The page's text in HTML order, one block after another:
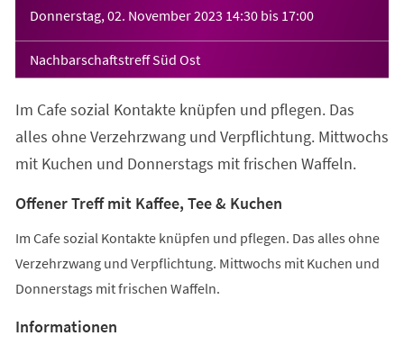
Donnerstag, 02. November 2023 14:30 bis 17:00
Nachbarschaftstreff Süd Ost
Im Cafe sozial Kontakte knüpfen und pflegen. Das
alles ohne Verzehrzwang und Verpflichtung. Mittwochs
mit Kuchen und Donnerstags mit frischen Waffeln.
Offener Treff mit Kaffee, Tee & Kuchen
Im Cafe sozial Kontakte knüpfen und pflegen. Das alles ohne
Verzehrzwang und Verpflichtung. Mittwochs mit Kuchen und
Donnerstags mit frischen Waffeln.
Informationen